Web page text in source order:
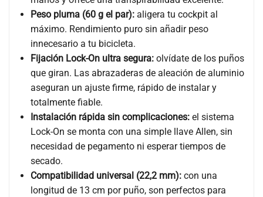
Peso pluma (60 g el par):aligera tu cockpit al
máximo. Rendimiento puro sin añadir peso
innecesario a tu bicicleta.
Fijación Lock-On ultra segura:olvídate de los puños
que giran. Las abrazaderas de aleación de aluminio
aseguran un ajuste firme, rápido de instalar y
totalmente fiable.
Instalación rápida sin complicaciones:el sistema
Lock-On se monta con una simple llave Allen, sin
necesidad de pegamento ni esperar tiempos de
secado.
Compatibilidad universal (22,2 mm):con una
longitud de 13 cm por puño, son perfectos para